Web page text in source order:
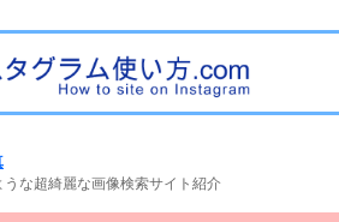
な超綺麗な画像検索サイト紹介